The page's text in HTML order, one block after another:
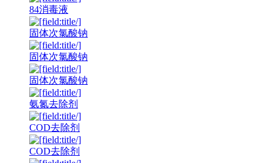
84消毒液
固体次氯酸钠
固体次氯酸钠
固体次氯酸钠
氨氮去除剂
COD去除剂
COD去除剂